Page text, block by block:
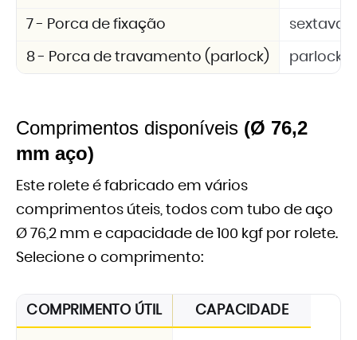
7 - Porca de fixação
8 - Porca de travamento (parlock) parlock
Comprimentos disponíveis (Ø 76,2
mm aço)
Este rolete é fabricado em vários
comprimentos úteis, todos com tubo de aço
Ø 76,2 mm e capacidade de 100 kgf por rolete.
Selecione o comprimento:
COMPRIMENTO ÚTIL CAPACIDADE